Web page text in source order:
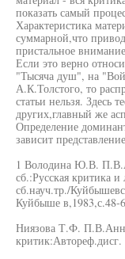
показать самый
Характеристика
суммарной,что
пристальное
Если это верно
"Тысяча душ", на
А.К.Толстого, то
статьи нельзя. Здесь
других,главный же
Определение
зависит представление
1 Володина Ю.В.
сб.:Русская критика
сб.науч.тр./
Куйбыше в,1983,с.48-
Ниязова Т.Ф.